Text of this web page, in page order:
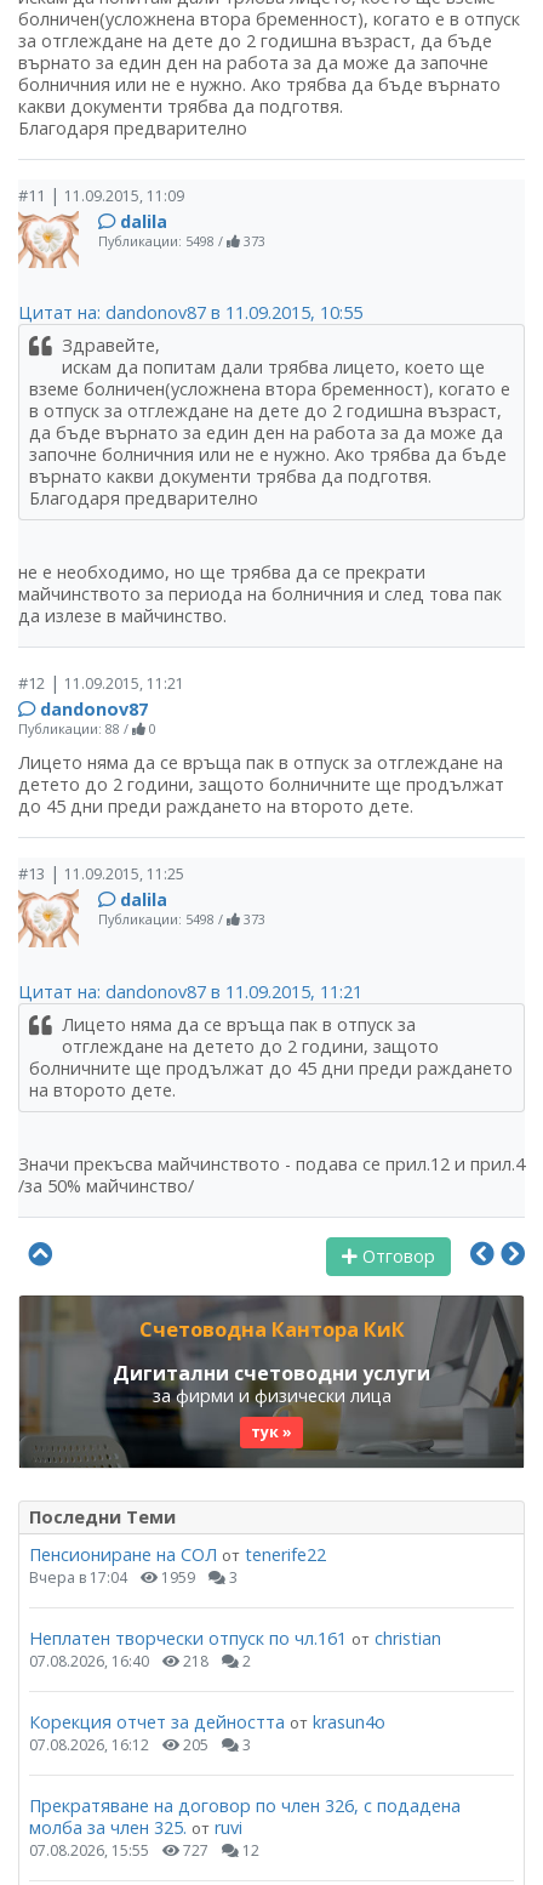
болничен(усложнена втора бременност), когато е в отпуск
за отглеждане на дете до 2 годишна възраст, да бъде
върнато за един ден на работа за да може да започне
болничния или не е нужно. Ако трябва да бъде върнато
какви документи трябва да подготвя.
Благодаря предварително
#11 | 11.09.2015, 11:09
dalila
Публикации: 5498 / 373
Цитат на: dandonov87 в 11.09.2015, 10:55
Здравейте,
искам да попитам дали трябва лицето, което ще
вземе болничен(усложнена втора бременност), когато е
в отпуск за отглеждане на дете до 2 годишна възраст,
да бъде върнато за един ден на работа за да може да
започне болничния или не е нужно. Ако трябва да бъде
върнато какви документи трябва да подготвя.
Благодаря предварително
не е необходимо, но ще трябва да се прекрати
майчинството за периода на болничния и след това пак
да излезе в майчинство.
#12 | 11.09.2015, 11:21
dandonov87
Публикации: 88 / 0
Лицето няма да се връща пак в отпуск за отглеждане на
детето до 2 години, защото болничните ще продължат
до 45 дни преди раждането на второто дете.
#13 | 11.09.2015, 11:25
dalila
Публикации: 5498 / 373
Цитат на: dandonov87 в 11.09.2015, 11:21
Лицето няма да се връща пак в отпуск за
отглеждане на детето до 2 години, защото
болничните ще продължат до 45 дни преди раждането
на второто дете.
Значи прекъсва майчинството - подава се прил.12 и прил.4
/за 50% майчинство/
Отговор
Счетоводна Кантора КиК
Дигитални счетоводни услуги
за фирми и физически лица
тук »
Последни Теми
Пенсиониране на СОЛ от tenerife22
Вчера в 17:04 1959 3
Неплатен творчески отпуск по чл.161 от christian
07.08.2026, 16:40 218 2
Корекция отчет за дейността от krasun4o
07.08.2026, 16:12 205 3
Прекратяване на договор по член 326, с подадена
молба за член 325. от ruvi
07.08.2026, 15:55 727 12